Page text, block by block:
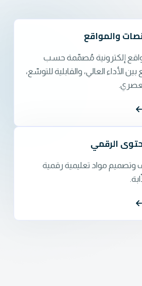
والمواقع
إلكترونية مُصمّمة حسب
الأداء العالي، والقابلية للتوسّع،
الرقمي
وتصميم مواد تعليمية رقمية